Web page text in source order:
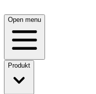
Open menu
Produkt